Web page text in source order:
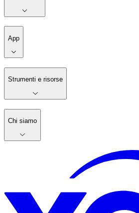
App
Strumenti e risorse
Chi siamo